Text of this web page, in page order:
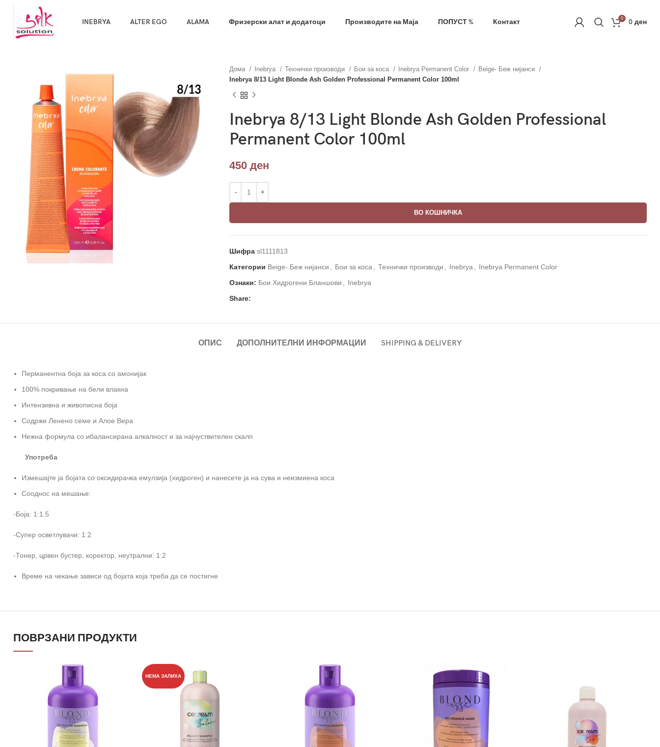
INEBRYA ALTER EGO ALAMA Фризерски алат и додатоци Производите на Маја ПОПУСТ % Контакт 0 0 ден
Дома Inebrya Технички производи Бои за коса Inebrya Permanent Color
Beige- Беж нијанси
Inebrya 8/13 Light Blonde Ash Golden Professional Permanent Color 100ml
Inebrya 8/13 Light Blonde Ash Golden Professional
Permanent Color 100ml
450 ден
ВО КОШНИЧКА
Шифра sl1111813
Категории Beige- Беж нијанси Бои за коса Технички производи Inebrya
Inebrya Permanent Color
Ознаки: Бои Хидрогени Бланшови
Inebrya
Share:
ОПИС ДОПОЛНИТЕЛНИ ИНФОРМАЦИИ SHIPPING & DELIVERY
Перманентна боја за коса со амонијак
100% покривање на бели влакна
Интензивна и живописна боја
Содржи Ленено семе и Алое Вера
Нежна формула со ибалансирана алкалност и за најчуствителен скалп
Употреба
Измешајте ја бојата со оксидирачка емулзија (хидроген) и нанесете ја на сува и неизмиена коса
Сооднос на мешање:
-Боја: 1:1.5
-Супер осветлувачи: 1:2
-Тонер, црвен бустер, коректор, неутрални: 1:2
Време на чекање зависи од бојата која треба да се постигне
ПОВРЗАНИ ПРОДУКТИ
НЕМА ЗАЛИХА